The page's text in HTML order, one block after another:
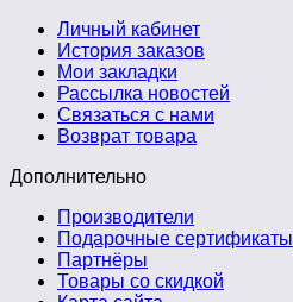
Личный кабинет
История заказов
Мои закладки
Рассылка новостей
Связаться с нами
Возврат товара
Дополнительно
Производители
Подарочные сертификаты
Партнёры
Товары со скидкой